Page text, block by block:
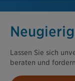
Lassen Sie sich
beraten und